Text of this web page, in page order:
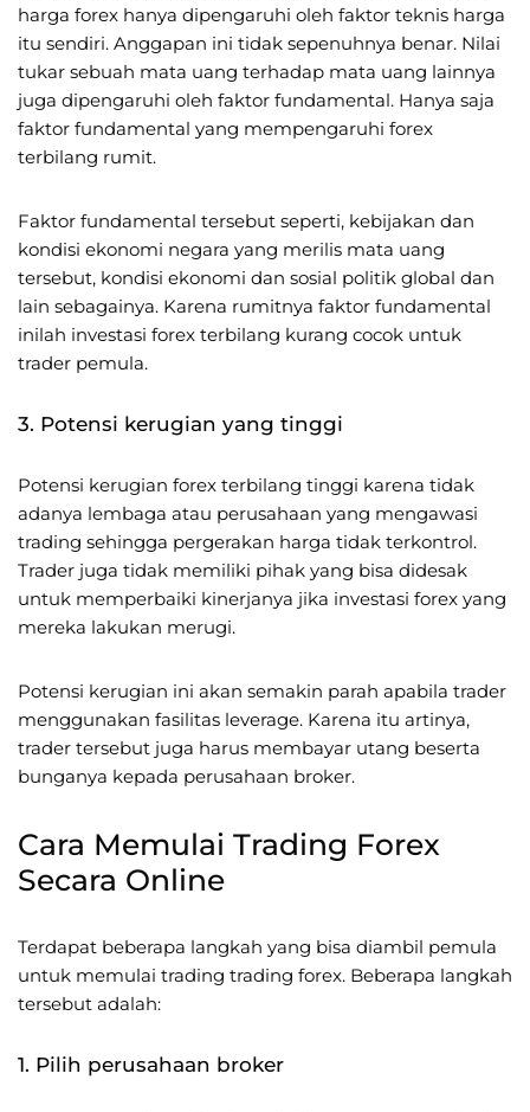
harga forex hanya dipengaruhi oleh faktor teknis harga
itu sendiri. Anggapan ini tidak sepenuhnya benar. Nilai
tukar sebuah mata uang terhadap mata uang lainnya
juga dipengaruhi oleh faktor fundamental. Hanya saja
faktor fundamental yang mempengaruhi forex
terbilang rumit.
Faktor fundamental tersebut seperti, kebijakan dan
kondisi ekonomi negara yang merilis mata uang
tersebut, kondisi ekonomi dan sosial politik global dan
lain sebagainya. Karena rumitnya faktor fundamental
inilah investasi forex terbilang kurang cocok untuk
trader pemula.
3. Potensi kerugian yang tinggi
Potensi kerugian forex terbilang tinggi karena tidak
adanya lembaga atau perusahaan yang mengawasi
trading sehingga pergerakan harga tidak terkontrol.
Trader juga tidak memiliki pihak yang bisa didesak
untuk memperbaiki kinerjanya jika investasi forex yang
mereka lakukan merugi.
Potensi kerugian ini akan semakin parah apabila trader
menggunakan fasilitas leverage. Karena itu artinya,
trader tersebut juga harus membayar utang beserta
bunganya kepada perusahaan broker.
Cara Memulai Trading Forex
Secara Online
Terdapat beberapa langkah yang bisa diambil pemula
untuk memulai trading trading forex. Beberapa langkah
tersebut adalah:
1. Pilih perusahaan broker